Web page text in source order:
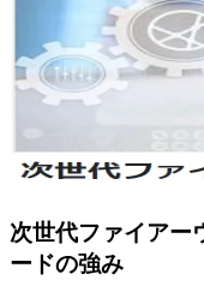
次世代ファイアー
ードの強み